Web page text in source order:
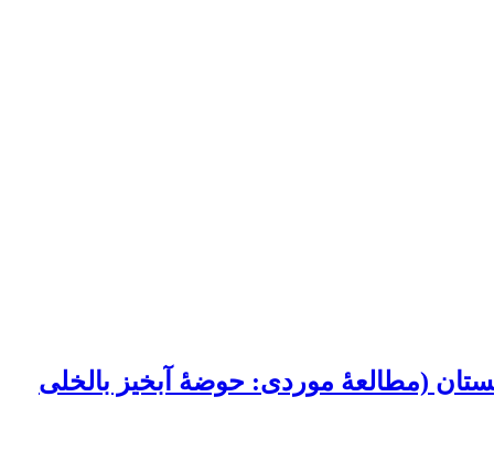
(مطالعۀ موردی: حوضۀ آبخیز بالخلی